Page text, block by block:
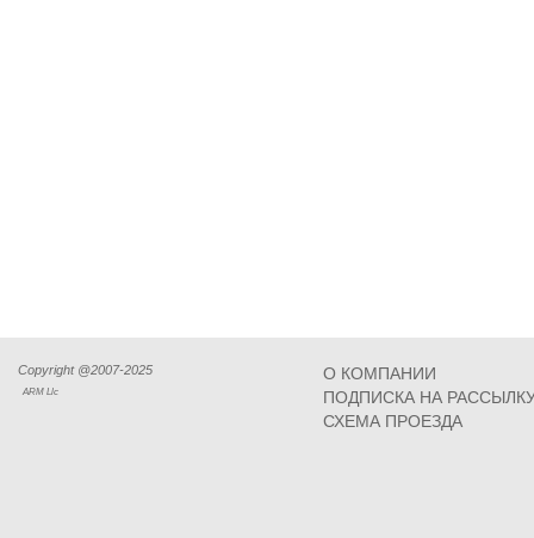
Copyright @2007-2025
ARM Llc
О КОМПАНИИ
ПОДПИСКА НА
СХЕМА ПРОЕЗДА